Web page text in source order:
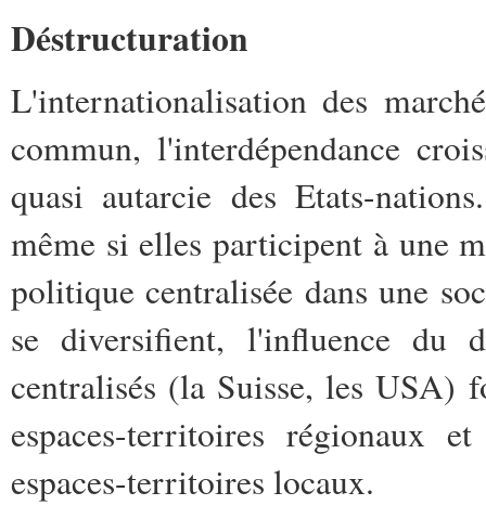
Déstructuration
L'internationalisation des
commun, l'interdépendance
quasi autarcie des Etats-
même si elles participent à une
politique centralisée dans une
se diversifient, l'influence du
centralisés (la Suisse, les USA)
espaces-territoires régionaux
espaces-territoires locaux.